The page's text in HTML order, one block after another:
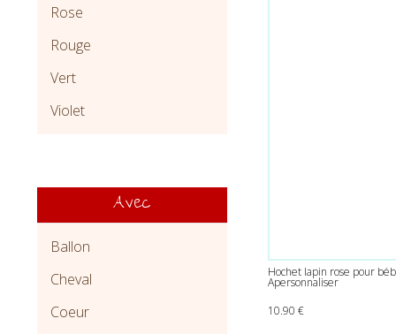
Hochet lapin rose pour
Apersonnaliser
10.90€
Rose
Rouge
Vert
Violet
Avec
Ballon
Cheval
Coeur